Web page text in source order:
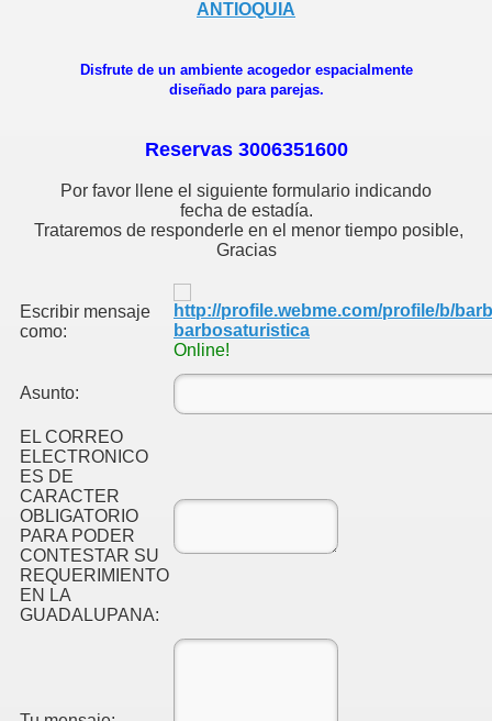
Disfrute de un ambiente acogedor espacialmente
diseñado para parejas.
Reservas 3006351600
Por favor llene el siguiente formulario indicando
fecha de estadía.
Trataremos de responderle en el menor tiempo posible,
Gracias
Escribir mensaje
como:
barbosaturistica
Online!
Asunto:
EL CORREO
ELECTRONICO
ES DE
CARACTER
OBLIGATORIO
PARA PODER
CONTESTAR SU
REQUERIMIENTO
EN LA
GUADALUPANA: